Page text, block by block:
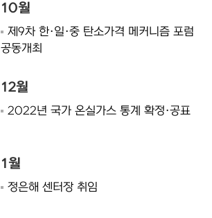
10월
제9차 한·일·중 탄소가격 메커니즘 포럼
공동개최
12월
2022년 국가 온실가스 통계 확정·공표
1월
정은해 센터장 취임